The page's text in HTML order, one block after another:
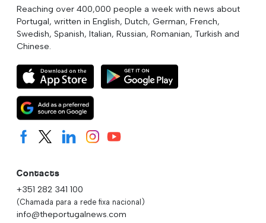
Reaching over 400,000 people a week with news about
Portugal, written in English, Dutch, German, French,
Swedish, Spanish, Italian, Russian, Romanian, Turkish and
Chinese.
Contacts
+351 282 341 100
(Chamada para a rede fixa nacional)
info@theportugalnews.com